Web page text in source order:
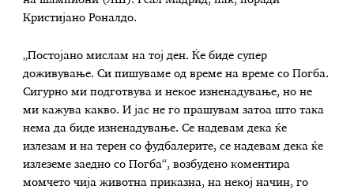
Кристијано Роналдо.
„Постојано мислам на тој ден. Ќе биде супер
доживување. Си пишуваме од време на време со Погба.
Сигурно ми подготвува и некое изненадување, но не
ми кажува какво. И јас не го прашувам затоа што така
нема да биде изненадување. Се надевам дека ќе
излезам и на терен со фудбалерите, се надевам дека ќе
излеземе заедно со Погба“, возбудено коментира
момчето чија животна приказна, на некој начин, го